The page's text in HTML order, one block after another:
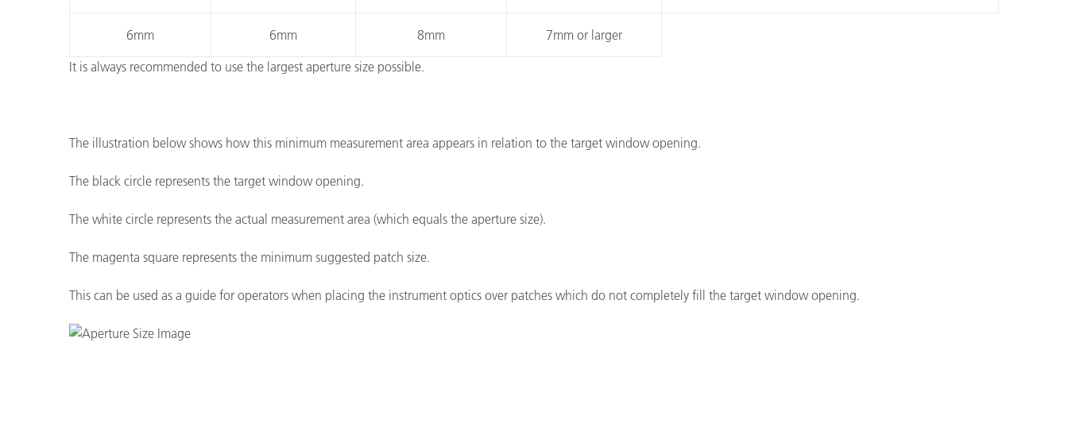
6mm 6mm 8mm
7mm or larger
It is always recommended to use the largest aperture size possible.
The illustration below shows how this minimum measurement area appears in relation to the target window opening.
The black circle represents the target window opening.
The white circle represents the actual measurement area (which equals the aperture size).
The magenta square represents the minimum suggested patch size.
This can be used as a guide for operators when placing the instrument optics over patches which do not completely fill the target window opening.